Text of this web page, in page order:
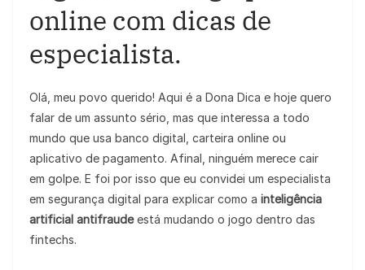
online com dicas de
especialista.
Olá, meu povo querido! Aqui é a Dona Dica e hoje quero
falar de um assunto sério, mas que interessa a todo
mundo que usa banco digital, carteira online ou
aplicativo de pagamento. Afinal, ninguém merece cair
em golpe. E foi por isso que eu convidei um especialista
em segurança digital para explicar como a inteligência
artificial antifraudeestá mudando o jogo dentro das
fintechs.